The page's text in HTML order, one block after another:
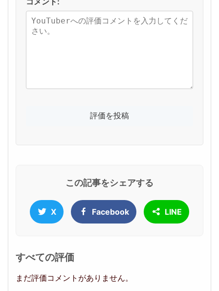
この記事をシェアする
X Facebook LINE
すべての評価
まだ評価コメントがありません。